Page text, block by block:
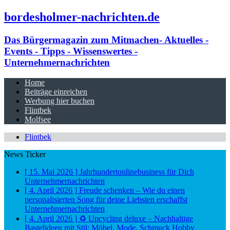
bordesholmer-nachrichten.de
Das Bürgermagazin zum Mitmachen- Aktuelles -
Events - Tipps - Wissenswertes -
Unternehmernachrichten
Home
Beiträge einreichen
Werbung hier buchen
Flintbek
Molfsee
Flintbek
News Ticker
[ 15. Mai 2026 ] Jahrhundertonlinebusiness für Dich
Unternehmernachrichten
[ 4. April 2026 ] Freude schenken – Wie du einen
personalisierten Song für deine Liebsten erschaffst
Unternehmernachrichten
[ 4. April 2026 ] ♻️ Upcycling deluxe – Nachhaltige
Bastelideen mit Stil: Möbel, Mode, Schmuck Hobby